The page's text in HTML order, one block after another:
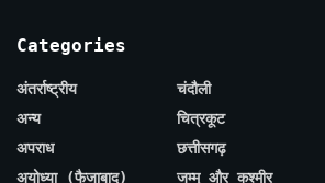
Categories
अंतर्राष्ट्रीय
अन्य
अपराध
अयोध्या (फैजाबाद)
चंदौली
चित्रकूट
छत्तीसगढ़
जम्मू और कश्मीर